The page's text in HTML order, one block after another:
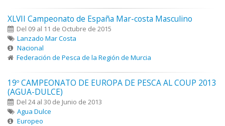
XLVII Campeonato de España Mar-costa Masculino
Del 09 al 11 de Octubre de 2015
Lanzado Mar Costa
Nacional
Federación de Pesca de la Región de Murcia
19º CAMPEONATO DE EUROPA DE PESCA AL COUP 2013
(AGUA-DULCE)
Del 24 al 30 de Junio de 2013
Agua Dulce
Europeo